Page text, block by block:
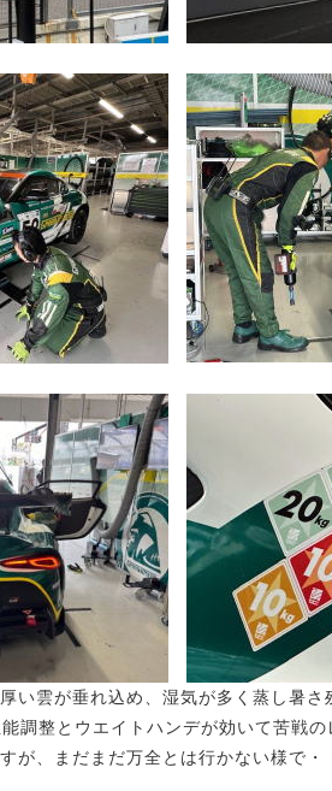
い雲が垂れ込め、湿気が多く蒸し暑さ
調整とウエイトハンデが効いて苦戦の
が、まだまだ万全とは行かない様で・